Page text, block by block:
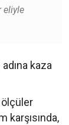
eliyle
kaza
karşısında,